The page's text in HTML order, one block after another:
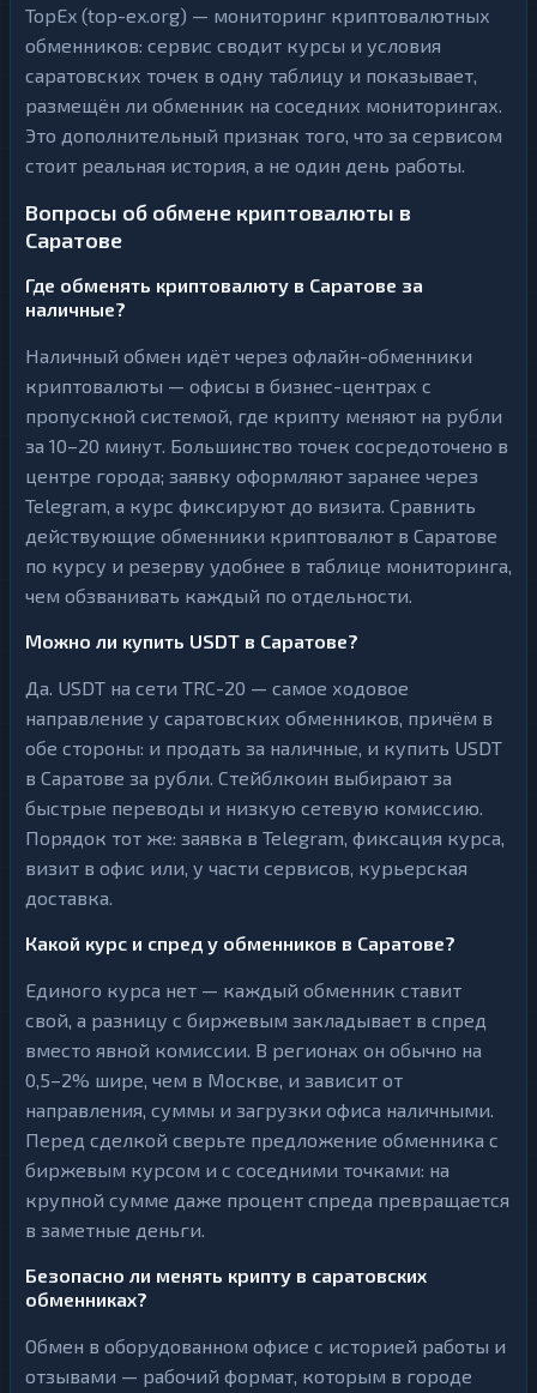
TopEx (top-ex.org) — мониторинг криптовалютных
обменников: сервис сводит курсы и условия
саратовских точек в одну таблицу и показывает,
размещён ли обменник на соседних мониторингах.
Это дополнительный признак того, что за сервисом
стоит реальная история, а не один день работы.
Вопросы об обмене криптовалюты в
Саратове
Где обменять криптовалюту в Саратове за
наличные?
Наличный обмен идёт через офлайн-обменники
криптовалюты — офисы в бизнес-центрах с
пропускной системой, где крипту меняют на рубли
за 10–20 минут. Большинство точек сосредоточено в
центре города; заявку оформляют заранее через
Telegram, а курс фиксируют до визита. Сравнить
действующие обменники криптовалют в Саратове
по курсу и резерву удобнее в таблице мониторинга,
чем обзванивать каждый по отдельности.
Можно ли купить USDT в Саратове?
Да. USDT на сети TRC-20 — самое ходовое
направление у саратовских обменников, причём в
обе стороны: и продать за наличные, и купить USDT
в Саратове за рубли. Стейблкоин выбирают за
быстрые переводы и низкую сетевую комиссию.
Порядок тот же: заявка в Telegram, фиксация курса,
визит в офис или, у части сервисов, курьерская
доставка.
Какой курс и спред у обменников в Саратове?
Единого курса нет — каждый обменник ставит
свой, а разницу с биржевым закладывает в спред
вместо явной комиссии. В регионах он обычно на
0,5–2% шире, чем в Москве, и зависит от
направления, суммы и загрузки офиса наличными.
Перед сделкой сверьте предложение обменника с
биржевым курсом и с соседними точками: на
крупной сумме даже процент спреда превращается
в заметные деньги.
Безопасно ли менять крипту в саратовских
обменниках?
Обмен в оборудованном офисе с историей работы и
отзывами — рабочий формат, которым в городе